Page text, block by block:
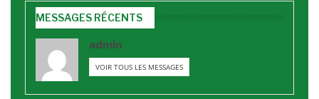
MESSAGES RÉCENTS
admin
VOIR TOUS LES MESSAGES